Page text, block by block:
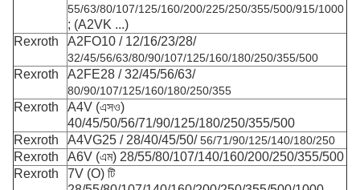
55/63/80/107/125/160/200/225/250/355/500/915/1000
; (A2VK ...)
Rexroth
A2FO10 / 12/16/23/28/
32/45/56/63/80/90/107/125/160/180/250/355/500
Rexroth A2FE28 / 32/45/56/63/
80/90/107/125/160/180/250/355
Rexroth
A4V (এসও)
40/45/50/56/71/90/125/180/250/355/500
Rexroth
A4VG25 / 28/40/45/50/ 56/71/90/125/140/180/250
Rexroth
A6V (এম) 28/55/80/107/140/160/200/250/355/500
Rexroth
7V (O) টি